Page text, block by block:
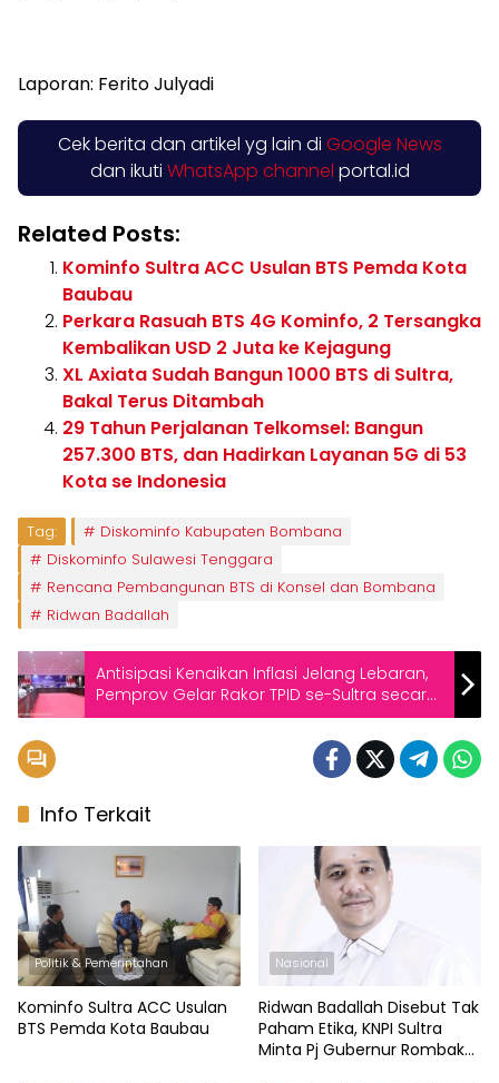
Laporan: Ferito Julyadi
Cek berita dan artikel yg lain di Google News
dan ikuti WhatsApp channel portal.id
Related Posts:
Kominfo Sultra ACC Usulan BTS Pemda Kota
Baubau
Perkara Rasuah BTS 4G Kominfo, 2 Tersangka
Kembalikan USD 2 Juta ke Kejagung
XL Axiata Sudah Bangun 1000 BTS di Sultra,
Bakal Terus Ditambah
29 Tahun Perjalanan Telkomsel: Bangun
257.300 BTS, dan Hadirkan Layanan 5G di 53
Kota se Indonesia
Tag:
Diskominfo Kabupaten Bombana
Diskominfo Sulawesi Tenggara
Rencana Pembangunan BTS di Konsel dan Bombana
Ridwan Badallah
Antisipasi Kenaikan Inflasi Jelang Lebaran,
Pemprov Gelar Rakor TPID se-Sultra secara
Virtual
Info Terkait
Politik & Pemerintahan
Kominfo Sultra ACC Usulan
BTS Pemda Kota Baubau
Nasional
Ridwan Badallah Disebut Tak
Paham Etika, KNPI Sultra
Minta Pj Gubernur Rombak